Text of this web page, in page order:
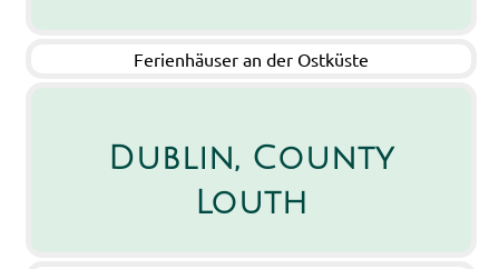
Ferienhäuser an der Ostküste
Dublin, County
Louth